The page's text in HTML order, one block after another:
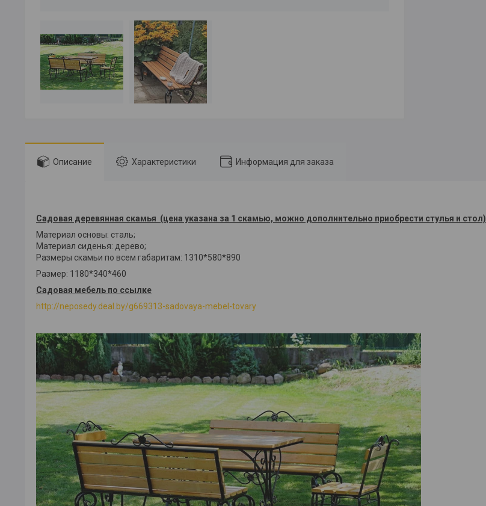
Описание Характеристики Информация для заказа
Садовая деревянная скамья (цена указана за 1 скамью, можно дополнительно приобрести стулья и стол)
Материал основы: сталь;
Материал сиденья: дерево;
Размеры скамьи по всем габаритам: 1310*580*890
Размер: 1180*340*460
Садовая мебель по ссылке
http://neposedy.deal.by/g669313-sadovaya-mebel-tovary